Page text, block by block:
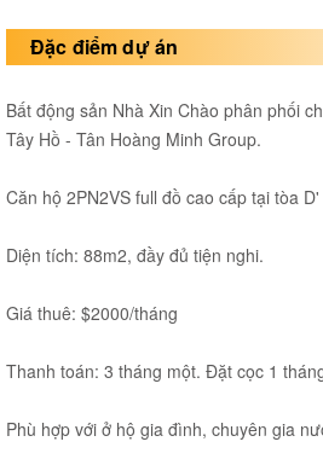
Đặc điểm dự án
Bất động sản Nhà Xin Chào phân phối
Tây Hồ - Tân Hoàng Minh Group.
Căn hộ 2PN2VS full đồ cao cấp tại tòa
Diện tích: 88m2, đầy đủ tiện nghi.
Giá thuê: $2000/tháng
Thanh toán: 3 tháng một. Đặt cọc 1
Phù hợp với ở hộ gia đình, chuyên gia